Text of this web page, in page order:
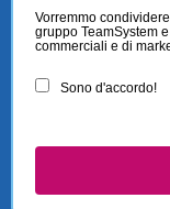
Vorremmo
gruppo TeamSystem
commerciali e di
Sono d'accordo!